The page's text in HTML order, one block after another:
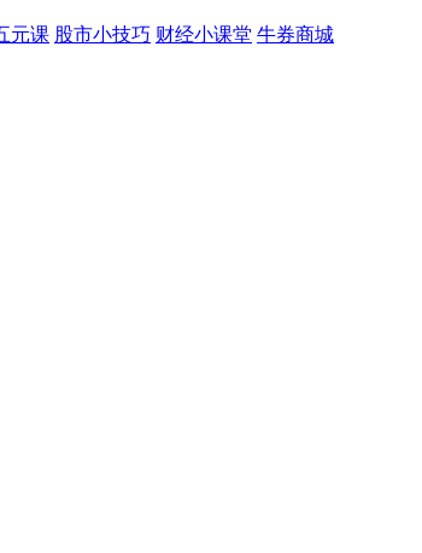
元课 股市小技巧 财经小课堂 牛券商城